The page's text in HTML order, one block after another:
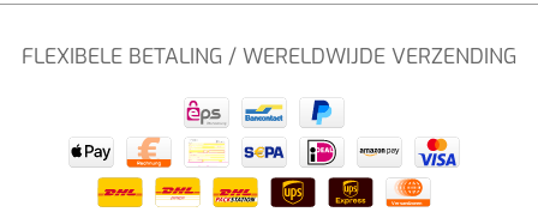
FLEXIBELE BETALING / WERELDWIJDE VERZENDING